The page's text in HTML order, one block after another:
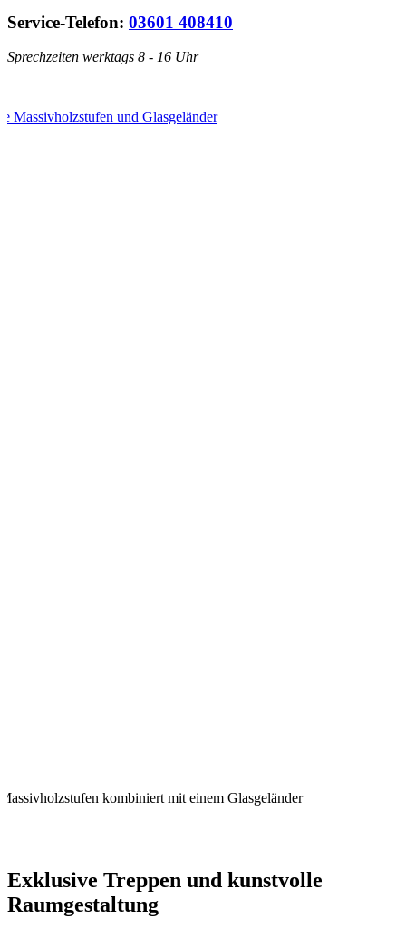
Service-Telefon: 03601 408410
Sprechzeiten werktags 8 - 16 Uhr
kombiniert mit einem Glasgeländer
Exklusive Treppen und kunstvolle
Raumgestaltung